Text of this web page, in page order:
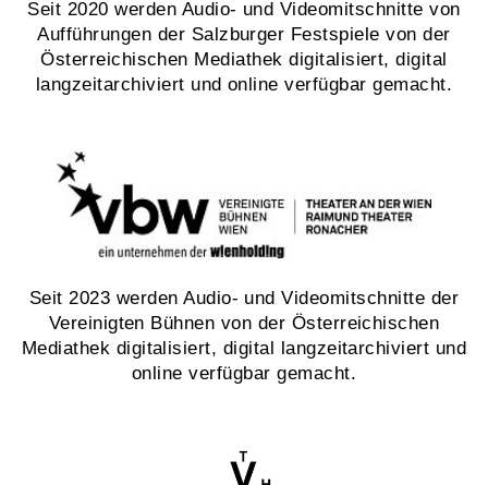
Seit 2020 werden Audio- und Videomitschnitte von
Aufführungen der Salzburger Festspiele von der
Österreichischen Mediathek digitalisiert, digital
langzeitarchiviert und online verfügbar gemacht.
Seit 2023 werden Audio- und Videomitschnitte der
Vereinigten Bühnen von der Österreichischen
Mediathek digitalisiert, digital langzeitarchiviert und
online verfügbar gemacht.